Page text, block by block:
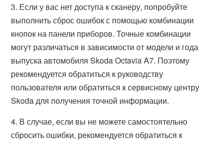
3. Если у вас нет доступа к сканеру, попробуйте
выполнить сброс ошибок с помощью комбинации
кнопок на панели приборов. Точные комбинации
могут различаться в зависимости от модели и года
выпуска автомобиля Skoda Octavia A7. Поэтому
рекомендуется обратиться к руководству
пользователя или обратиться к сервисному центру
Skoda для получения точной информации.
4. В случае, если вы не можете самостоятельно
сбросить ошибки, рекомендуется обратиться к